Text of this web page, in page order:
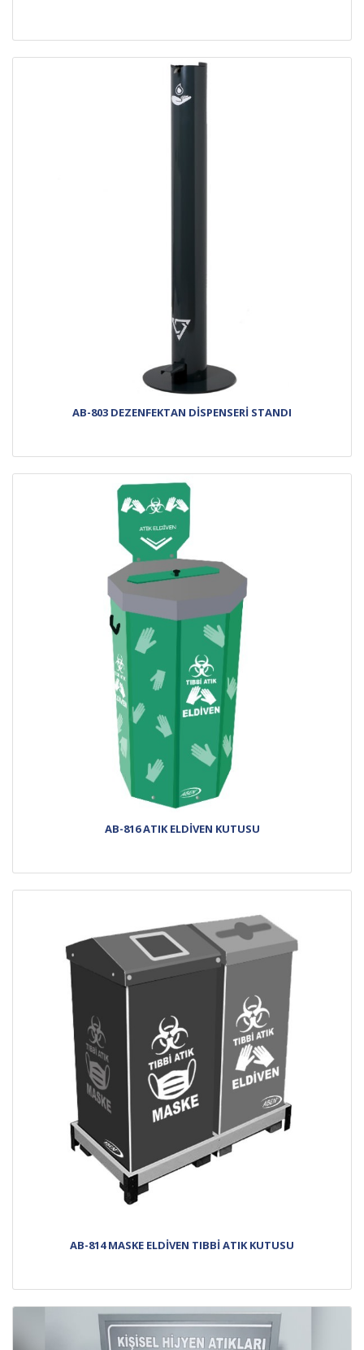
AB-803 DEZENFEKTAN DİSPENSERİ STANDI
AB-816 ATIK ELDİVEN KUTUSU
AB-814 MASKE ELDİVEN TIBBİ ATIK KUTUSU